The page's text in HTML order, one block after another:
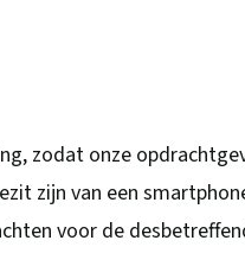
zodat onze
zijn van een
voor de